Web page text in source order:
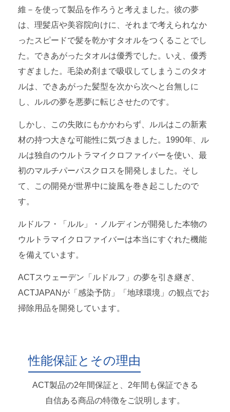
維－を使って製品を作ろうと考えました。彼の夢
は、理髪店や美容院向けに、それまで考えられなか
ったスピードで髪を乾かすタオルをつくることでし
た。できあがったタオルは優秀でした。いえ、優秀
すぎました。毛染め剤まで吸収してしまうこのタオ
ルは、できあがった髪型を次から次へと台無しに
し、ルルの夢を悪夢に転じさせたのです。
しかし、この失敗にもかかわらず、ルルはこの新素
材の持つ大きな可能性に気づきました。1990年、ル
ルは独自のウルトラマイクロファイバーを使い、最
初のマルチパーパスクロスを開発しました。そし
て、この開発が世界中に旋風を巻き起こしたので
す。
ルドルフ・「ルル」・ノルディンが開発した本物の
ウルトラマイクロファイバーは本当にすぐれた機能
を備えています。
ACTスウェーデン「ルドルフ」の夢を引き継ぎ、
ACTJAPANが「感染予防」「地球環境」の観点でお
掃除用品を開発しています。
性能保証とその理由
ACT製品の2年間保証と、2年間も保証できる
自信ある商品の特徴をご説明します。